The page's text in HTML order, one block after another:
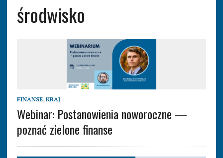
środwisko
FINANSE, KRAJ
Webinar: Postanowienia noworoczne —
poznać zielone finanse